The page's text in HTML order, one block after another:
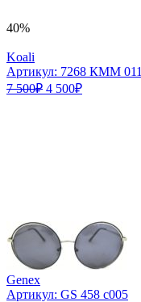
40%
Koali
Артикул: 7268 КММ 011
7 500₽ 4 500₽
Genex
Артикул: GS 458 c005